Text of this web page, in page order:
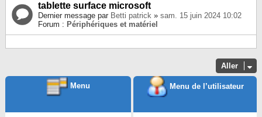
tablette surface microsoft
Dernier message par Betti patrick » sam. 15 juin 2024 10:02
Forum : Périphériques et matériel
Aller
Menu Menu de l’utilisateur